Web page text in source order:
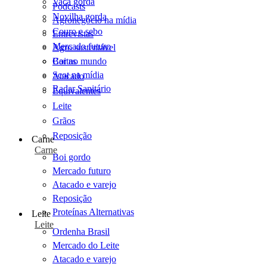
Podcasts
Agronegócio na mídia
Entrevistas
Agro sustentável
Cartas
Scot na mídia
Radar Sanitário
Novilha gorda
Couro e sebo
Mercado futuro
Boi no mundo
Atacado
Equivalentes
Leite
Grãos
Reposição
Carne
Carne
Boi gordo
Mercado futuro
Atacado e varejo
Reposição
Proteínas Alternativas
Leite
Leite
Ordenha Brasil
Mercado do Leite
Atacado e varejo